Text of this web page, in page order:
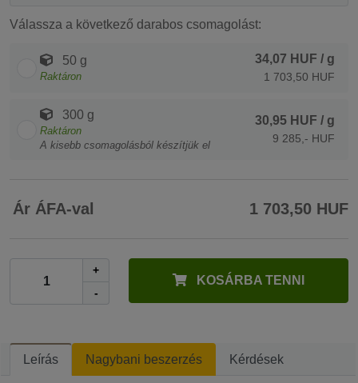
Válassza a következő darabos csomagolást:
50 g
Raktáron
34,07 HUF / g
1 703,50 HUF
300 g
Raktáron
A kisebb csomagolásból készítjük el
30,95 HUF / g
9 285,- HUF
Ár ÁFA-val 1 703,50 HUF
+
-
KOSÁRBA TENNI
Leírás Nagybani beszerzés Kérdések